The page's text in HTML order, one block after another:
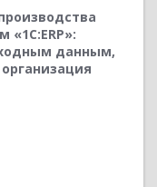
«1С:ERP»:
данным,